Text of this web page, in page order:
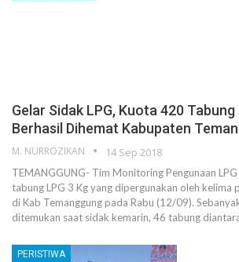
Gelar Sidak LPG, Kuota 420
Berhasil Dihemat Kabupaten
M. NURROZIKAN 14 Sep 2018
TEMANGGUNG- Tim Monitoring Pengunaan
tabung LPG 3 Kg yang dipergunakan oleh kelima
di Kab Temanggung pada Rabu (12/09).
ditemukan saat sidak kemarin, 46 tabung
PERISTIWA